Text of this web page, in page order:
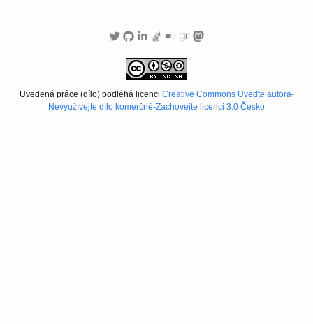
Uvedená práce (dílo) podléhá licenci Creative Commons Uveďte autora-
Nevyužívejte dílo komerčně-Zachovejte licenci 3.0 Česko